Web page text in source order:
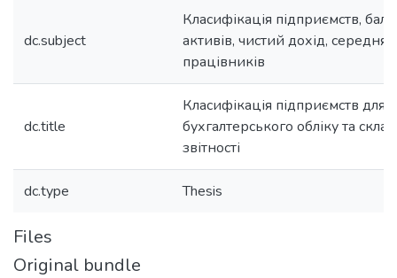
dc.subject
Класифікація підприємств,
активів, чистий дохід, середня
працівників
dc.title
Класифікація підприємств для
бухгалтерського обліку та
звітності
dc.type Thesis
Files
Original bundle